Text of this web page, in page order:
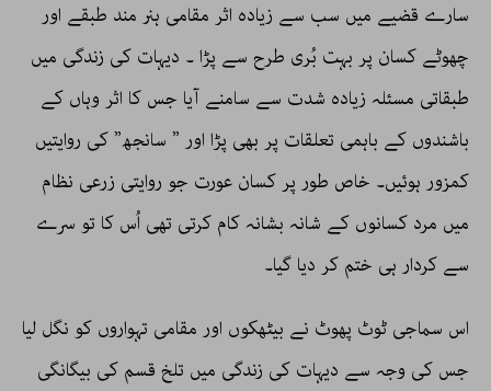
سارے قضیے میں سب سے زیادہ اثر مقامی ہنر مند طبقے اور
چھوٹے کسان پر بہت بُری طرح سے پڑا ۔ دیہات کی زندگی میں
طبقاتی مسئلہ زیادہ شدت سے سامنے آیا جس کا اثر وہاں کے
باشندوں کے باہمی تعلقات پر بھی پڑا اور ” سانجھ” کی روایتیں
کمزور ہوئیں۔ خاص طور پر کسان عورت جو روایتی زرعی نظام
میں مرد کسانوں کے شانہ بشانہ کام کرتی تھی اُس کا تو سرے
سے کردار ہی ختم کر دیا گیا۔
اس سماجی ٹوٹ پھوٹ نے بیٹھکوں اور مقامی تہواروں کو نگل لیا
جس کی وجہ سے دیہات کی زندگی میں تلخ قسم کی بیگانگی